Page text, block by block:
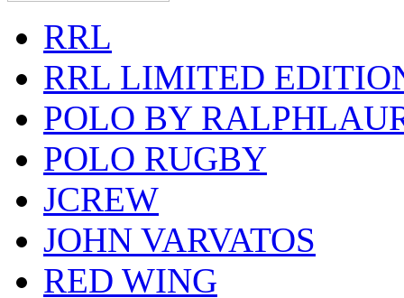
RRL
RRL LIMITED
POLO BY
POLO RUGBY
JCREW
JOHN VARVATOS
RED WING